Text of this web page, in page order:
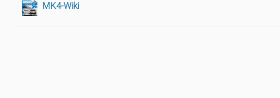
MK4-Wiki